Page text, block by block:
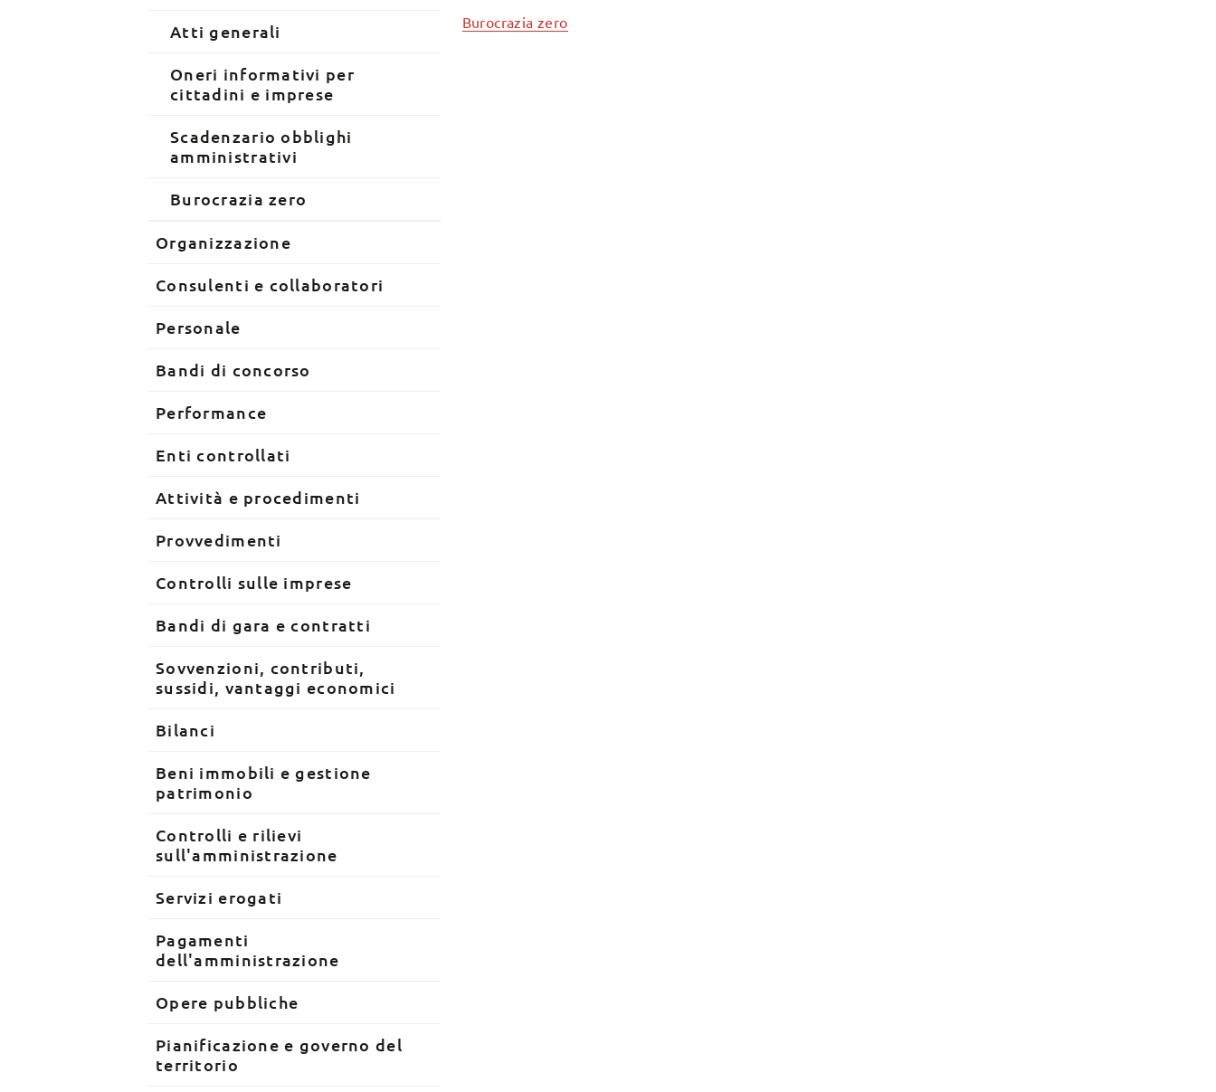
Burocrazia zero
Atti generali
Oneri informativi per
cittadini e imprese
Scadenzario obblighi
amministrativi
Burocrazia zero
Organizzazione
Consulenti e collaboratori
Personale
Bandi di concorso
Performance
Enti controllati
Attività e procedimenti
Provvedimenti
Controlli sulle imprese
Bandi di gara e contratti
Sovvenzioni, contributi,
sussidi, vantaggi economici
Bilanci
Beni immobili e gestione
patrimonio
Controlli e rilievi
sull'amministrazione
Servizi erogati
Pagamenti
dell'amministrazione
Opere pubbliche
Pianificazione e governo del
territorio